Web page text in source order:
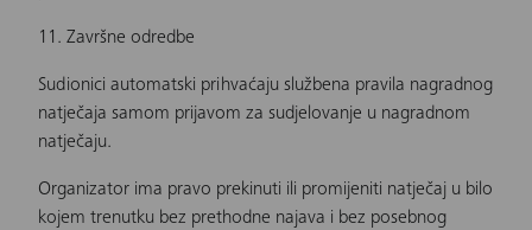
11. Završne odredbe
Sudionici automatski prihvaćaju službena pravila nagradnog
natječaja samom prijavom za sudjelovanje u nagradnom
natječaju.
Organizator ima pravo prekinuti ili promijeniti natječaj u bilo
kojem trenutku bez prethodne najava i bez posebnog